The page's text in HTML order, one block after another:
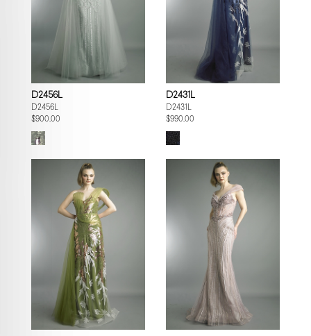
D2456L
D2456L
$900.00
D2431L
D2431L
$990.00